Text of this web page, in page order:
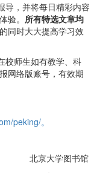
，并将每日精彩内容
验。 所有特选文章均
同时大大提高学习效
师生如有教学、科
网络版账号，有效期
peking/。
北京大学图书馆